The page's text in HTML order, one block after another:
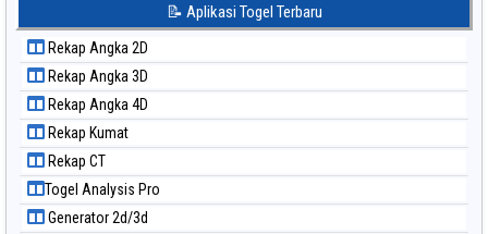
Paito Warna Kuda Lari
Paito Warna Magnum Cambodia
Paito Warna Nagoya
Paito Warna New York Midday
Paito Warna North Carolina Day
Paito Warna Pcso
Paito Warna Pennsylvania Day
Paito Warna Sao Paulo
📝 Aplikasi Togel Terbaru
Rekap Angka 2D
Rekap Angka 3D
Rekap Angka 4D
Rekap Kumat
Rekap CT
Togel Analysis Pro
Generator 2d/3d